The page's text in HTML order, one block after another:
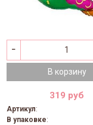
В корзину
319 руб
Артикул:
В упаковке: